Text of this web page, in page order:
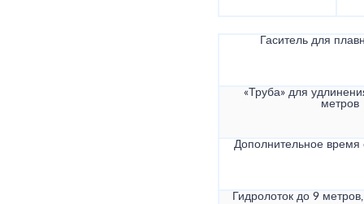
Гаситель для
«Труба» для
метров
Дополнительное
Гидролоток до 9